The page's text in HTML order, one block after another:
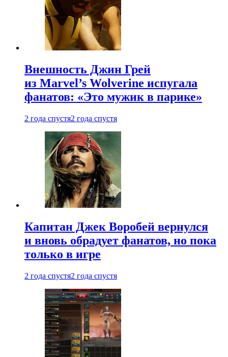
Внешность Джин Грей
из Marvel’s Wolverine испугала
фанатов: «Это мужик в парике»
2 года спустя2 года спустя
Капитан Джек Воробей вернулся
и вновь обрадует фанатов, но пока
только в игре
2 года спустя2 года спустя